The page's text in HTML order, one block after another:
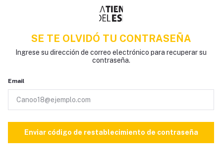
SE TE OLVIDÓ TU CONTRASEÑA
Ingrese su dirección de correo electrónico para recuperar su
contraseña.
Email
Enviar código de restablecimiento de contraseña